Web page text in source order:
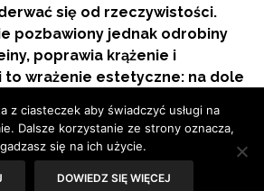
się od rzeczywistości.
pozbawiony jednak odrobiny
poprawia krążenie i
to wrażenie estetyczne: na dole
pianka… Oto latte macchiato.
z ciasteczek aby świadczyć usługi na
Dalsze korzystanie ze strony oznacza,
się na ich użycie.
DOWIEDZ SIĘ WIĘCEJ